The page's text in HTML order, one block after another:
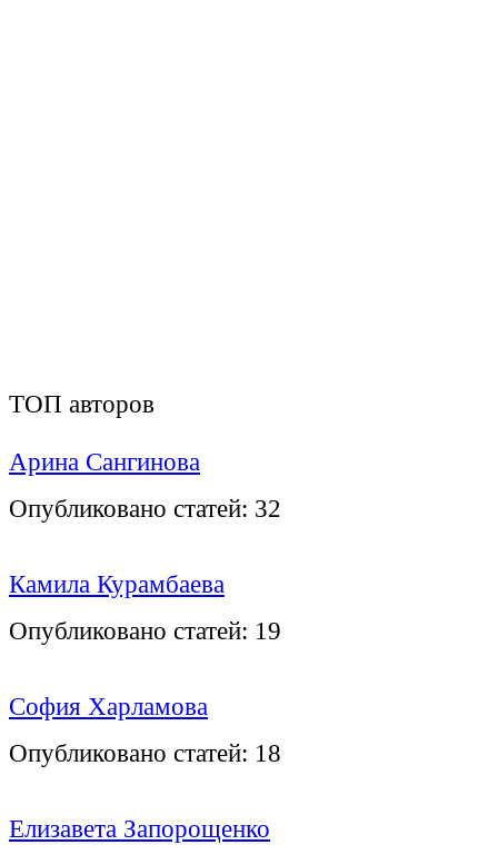
ТОП авторов
Арина Сангинова
Опубликовано статей: 32
Камила Курамбаева
Опубликовано статей: 19
София Харламова
Опубликовано статей: 18
Елизавета Запорощенко